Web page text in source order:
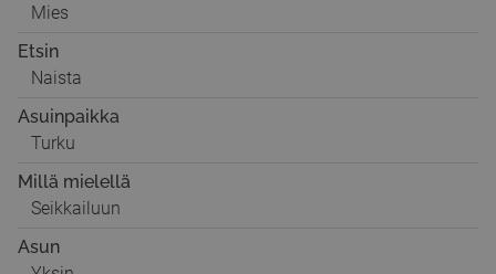
Mies
Etsin
Naista
Asuinpaikka
Turku
Millä mielellä
Seikkailuun
Asun